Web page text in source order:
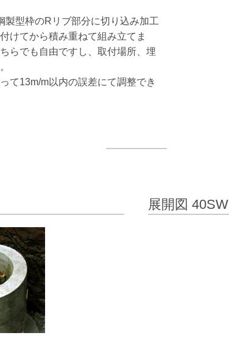
型枠のRリブ部分に切り込み加工
けてから積み重ねて組み立てま
らでも自由ですし、取付場所、埋
て13m/m以内の誤差にて調整でき
展開図 40SW